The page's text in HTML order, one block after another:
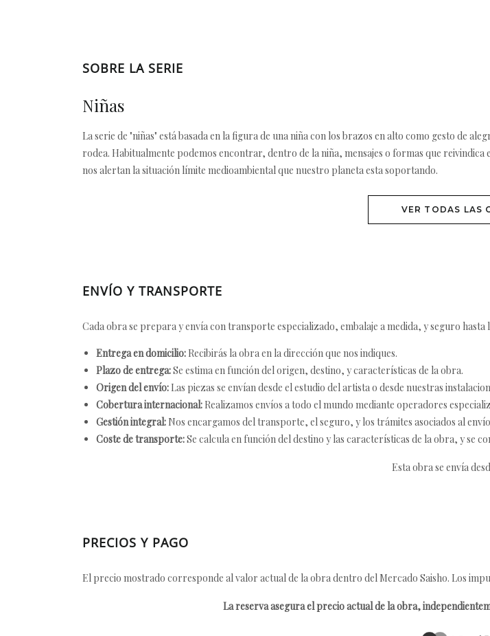
SOBRE LA SERIE
Niñas
La serie de "niñas" está basada en la figura de una niña con los brazos en alto como gesto de
rodea. Habitualmente podemos encontrar, dentro de la niña, mensajes o formas que
nos alertan la situación límite medioambiental que nuestro planeta esta soportando.
VER TODAS LAS
ENVÍO Y TRANSPORTE
Cada obra se prepara y envía con transporte especializado, embalaje a medida, y seguro hasta
Entrega en domicilio: Recibirás la obra en la dirección que nos indiques.
Plazo de entrega:Se estima en función del origen, destino, y características de la obra.
Origen del envío: Las piezas se envían desde el estudio del artista o desde nuestras
Cobertura internacional: Realizamos envíos a todo el mundo mediante operadores
Gestión integral: Nos encargamos del transporte, el seguro, y los trámites asociados al
Coste de transporte:Se calcula en función del destino y las características de la obra, y se
Esta obra se envía
PRECIOS Y PAGO
El precio mostrado corresponde al valor actual de la obra dentro del Mercado Saisho. Los
La reserva asegura el precio actual de la obra,